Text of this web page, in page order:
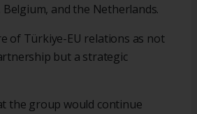
Belgium, and the Netherlands.
of Türkiye-EU relations as not
but a strategic
the group would continue